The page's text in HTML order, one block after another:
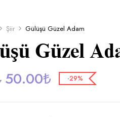
Şiir Gülüşü Güzel Adam
Güzel
50.00₺ -29%